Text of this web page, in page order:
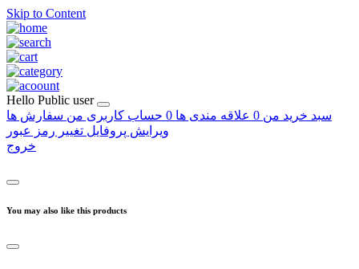
Skip to Content
Hello Public user
سبد خرید من 0 علاقه مندی ها 0 حساب کاربری من سفارش ها
ویرایش پروفایل تغییر رمز عبور
خروج
You may also like this products